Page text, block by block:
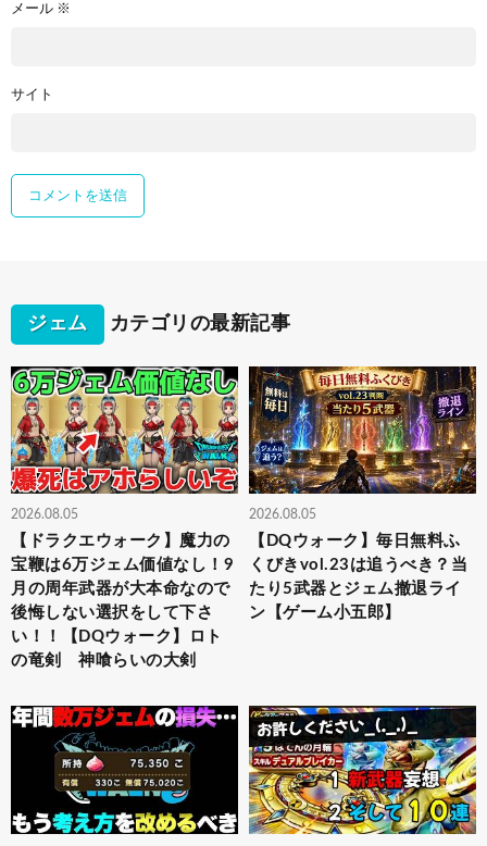
メール ※
サイト
ジェム カテゴリの最新記事
2026.08.05
【ドラクエウォーク】魔力の
宝鞭は6万ジェム価値なし！9
月の周年武器が大本命なので
後悔しない選択をして下さ
い！！【DQウォーク】ロト
の竜剣 神喰らいの大剣
2026.08.05
【DQウォーク】毎日無料ふ
くびきvol.23は追うべき？当
たり5武器とジェム撤退ライ
ン【ゲーム小五郎】